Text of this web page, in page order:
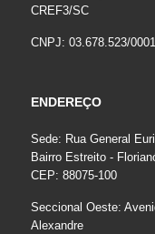
CREF3/SC
CNPJ: 03.678.523/
ENDEREÇO
Sede: Rua General
Bairro Estreito -
CEP: 88075-100
Seccional Oeste:
Alexandre